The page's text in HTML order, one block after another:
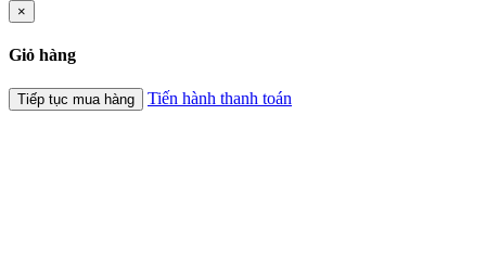
×
Giỏ hàng
Tiếp tục mua hàng Tiến hành thanh toán